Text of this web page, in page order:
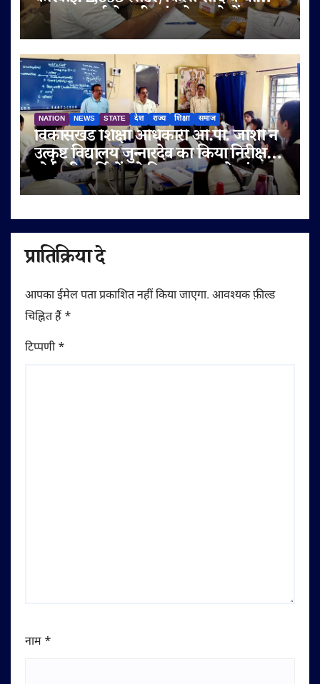
जब्त, सप्लाई चेन भी जांच के दायरे में
NATION NEWS STATE देश राज्य शिक्षा समाज
विकासखंड शिक्षा अधिकारी ओ.पी. जोशी ने
उत्कृष्ट विद्यालय जुन्नारदेव का किया निरीक्षण,
बोर्ड परीक्षार्थियों को दिए सफलता के मंत्र
प्रातिक्रिया दे
आपका ईमेल पता प्रकाशित नहीं किया जाएगा. आवश्यक फ़ील्ड
चिह्नित हैं *
टिप्पणी*
नाम *